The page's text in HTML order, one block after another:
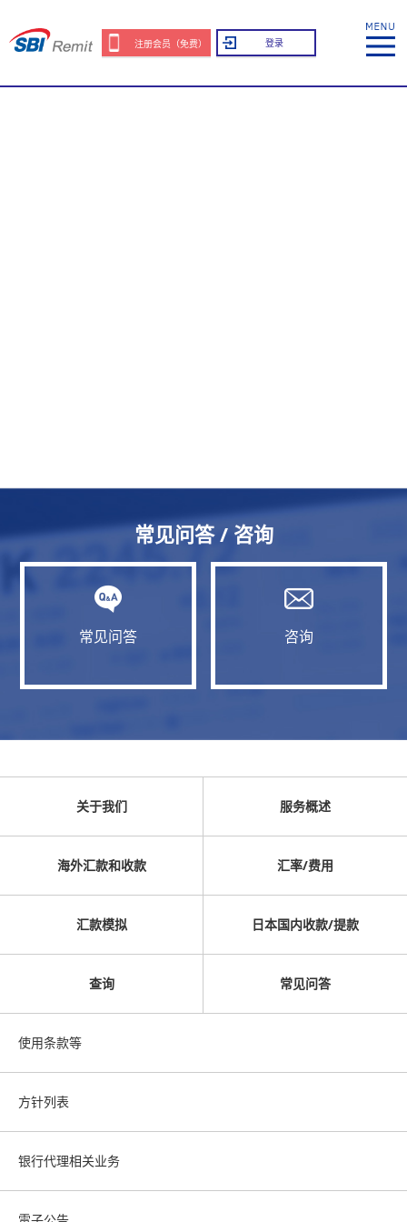
注册会员（免费） 登录
常见问答 / 咨询
常见问答 咨询
关于我们 服务概述
海外汇款和收款 汇率/费用
汇款模拟 日本国内收款/提款
查询 常见问答
使用条款等
方针列表
银行代理相关业务